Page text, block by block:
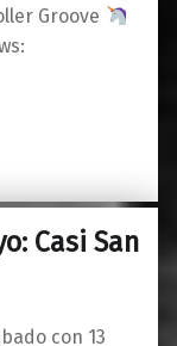
Groove
Casi San
con 13